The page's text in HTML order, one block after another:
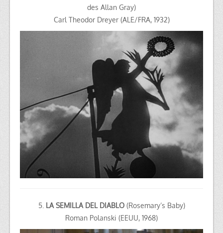
des Allan Gray)
Carl Theodor Dreyer (ALE/FRA, 1932)
5. LA SEMILLA DEL DIABLO(Rosemary’s Baby)
Roman Polanski (EEUU, 1968)